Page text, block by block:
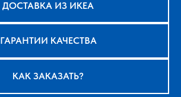
ДОСТАВКА ИЗ ИКЕА
ГАРАНТИИ КАЧЕСТВА
КАК ЗАКАЗАТЬ?